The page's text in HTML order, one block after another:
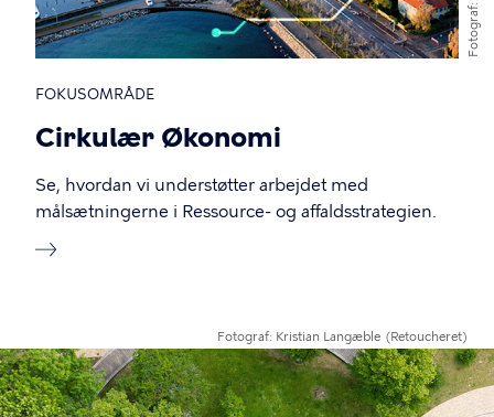
Fotograf
FOKUSOMRÅDE
Cirkulær Økonomi
Se, hvordan vi understøtter arbejdet med
målsætningerne i Ressource- og affaldsstrategien.
Fotograf Kristian Langæble (Retoucheret)